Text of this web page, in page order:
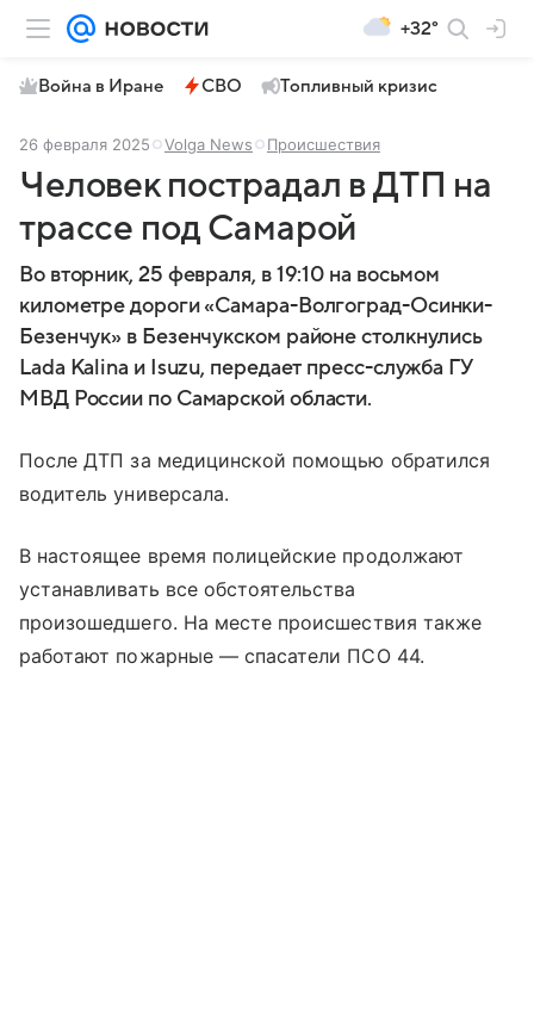
+32°
Война в Иране СВО Топливный кризис
26 февраля 2025 Volga News Происшествия
Человек пострадал в ДТП на
трассе под Самарой
Во вторник, 25 февраля, в 19:10 на восьмом
километре дороги «Самара-Волгоград-Осинки-
Безенчук» в Безенчукском районе столкнулись
Lada Kalina и Isuzu, передает пресс-служба ГУ
МВД России по Самарской области.
После ДТП за медицинской помощью обратился
водитель универсала.
В настоящее время полицейские продолжают
устанавливать все обстоятельства
произошедшего. На месте происшествия также
работают пожарные — спасатели ПСО 44.